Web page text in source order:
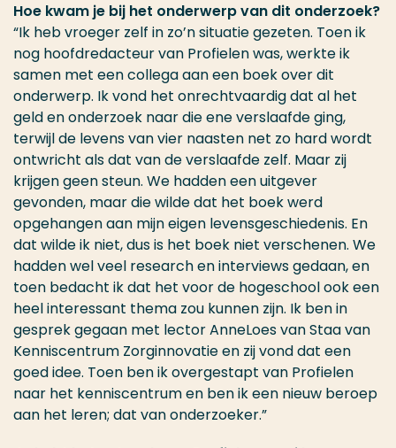
Hoe kwam je bij het onderwerp van dit onderzoek?
“Ik heb vroeger zelf in zo’n situatie gezeten. Toen ik
nog hoofdredacteur van Profielen was, werkte ik
samen met een collega aan een boek over dit
onderwerp. Ik vond het onrechtvaardig dat al het
geld en onderzoek naar die ene verslaafde ging,
terwijl de levens van vier naasten net zo hard wordt
ontwricht als dat van de verslaafde zelf. Maar zij
krijgen geen steun. We hadden een uitgever
gevonden, maar die wilde dat het boek werd
opgehangen aan mijn eigen levensgeschiedenis. En
dat wilde ik niet, dus is het boek niet verschenen. We
hadden wel veel research en interviews gedaan, en
toen bedacht ik dat het voor de hogeschool ook een
heel interessant thema zou kunnen zijn. Ik ben in
gesprek gegaan met lector AnneLoes van Staa van
Kenniscentrum Zorginnovatie en zij vond dat een
goed idee. Toen ben ik overgestapt van Profielen
naar het kenniscentrum en ben ik een nieuw beroep
aan het leren; dat van onderzoeker.”